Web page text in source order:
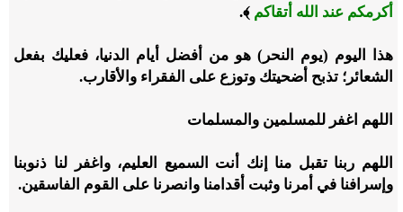
أكرمكم عند الله أتقاكم ﴾.
هذا اليوم (يوم النحر) هو من أفضل أيام الدنيا، فعليك بفعل
الشعائر؛ تذبح أضحيتك وتوزع على الفقراء والأقارب.
اللهم اغفر للمسلمين والمسلمات
اللهم ربنا تقبل منا إنك أنت السميع العليم، واغفر لنا ذنوبنا
وإسرافنا في أمرنا وثبت أقدامنا وانصرنا على القوم الفاسقين.